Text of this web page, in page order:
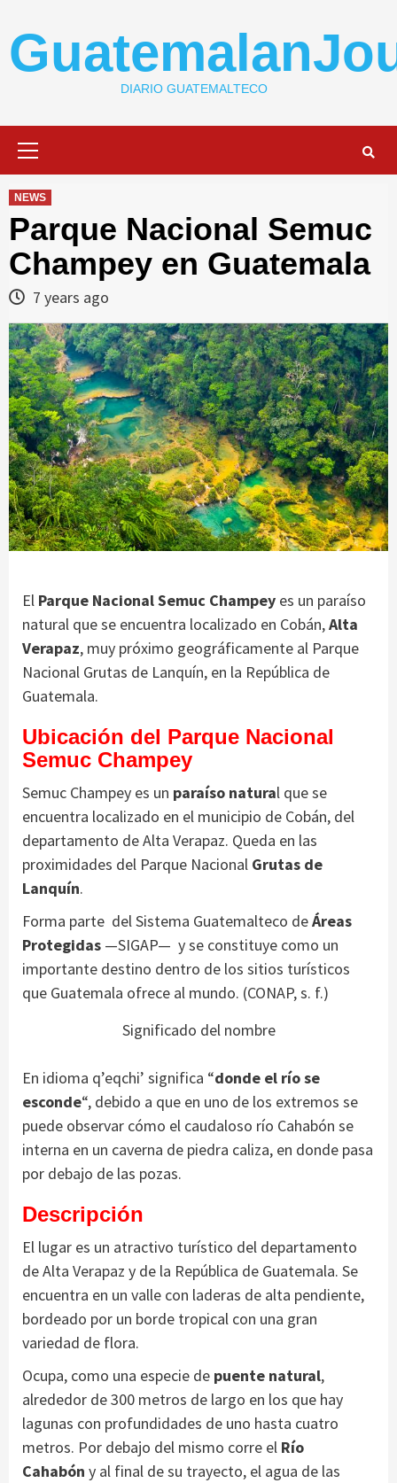
content
DIARIO GUATEMALTECO
NEWS
Parque Nacional Semuc
Champey en Guatemala
7 years ago
El Parque Nacional Semuc Champey es un paraíso
natural que se encuentra localizado en Cobán,Alta
Verapaz, muy próximo geográficamente al Parque
Nacional Grutas de Lanquín, en la República de
Guatemala.
Ubicación del Parque Nacional
Semuc Champey
Semuc Champey es un paraíso natural que se
encuentra localizado en el municipio de Cobán, del
departamento de Alta Verapaz. Queda en las
proximidades del Parque Nacional Grutas de
Lanquín.
Forma parte del Sistema Guatemalteco deÁreas
Protegidas —SIGAP— y se constituye como un
importante destino dentro de los sitios turísticos
que Guatemala ofrece al mundo. (CONAP, s. f.)
Significado del nombre
En idioma q’eqchi’ significa “donde el río se
esconde“, debido a que en uno de los extremos se
puede observar cómo el caudaloso río Cahabón se
interna en un caverna de piedra caliza, en donde pasa
por debajo de las pozas.
Descripción
El lugar es un atractivo turístico del departamento
de Alta Verapaz y de la República de Guatemala. Se
encuentra en un valle con laderas de alta pendiente,
bordeado por un borde tropical con una gran
variedad de flora.
Ocupa, como una especie de puente natural,
alrededor de 300 metros de largo en los que hay
lagunas con profundidades de uno hasta cuatro
metros. Por debajo del mismo corre el Río
Cahabón y al final de su trayecto, el agua de las